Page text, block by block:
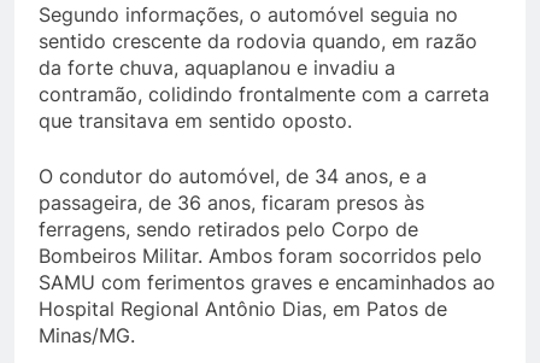
Segundo informações, o automóvel seguia no
sentido crescente da rodovia quando, em razão
da forte chuva, aquaplanou e invadiu a
contramão, colidindo frontalmente com a carreta
que transitava em sentido oposto.
O condutor do automóvel, de 34 anos, e a
passageira, de 36 anos, ficaram presos às
ferragens, sendo retirados pelo Corpo de
Bombeiros Militar. Ambos foram socorridos pelo
SAMU com ferimentos graves e encaminhados ao
Hospital Regional Antônio Dias, em Patos de
Minas/MG.